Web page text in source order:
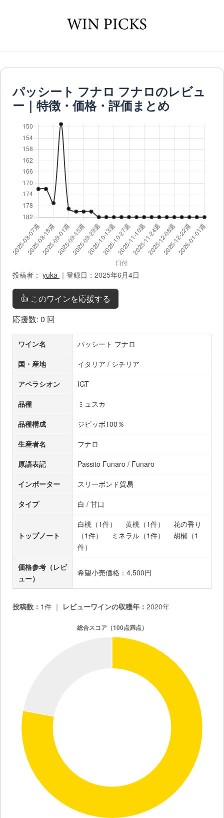
パッシート フナロ フナロのレビュ
ー｜特徴・価格・評価まとめ
投稿者： yuka ｜登録日：2025年6月4日
👍 このワインを応援する
応援数: 0 回
ワイン名
パッシート フナロ
国・産地
イタリア / シチリア
アペラシオン
IGT
品種
ミュスカ
品種構成
ジビッボ100％
生産者名
フナロ
原語表記
Passito Funaro / Funaro
インポーター
スリーボンド貿易
タイプ
白 / 甘口
トップノート
白桃（1件） 黄桃（1件）
花の香り
（1件）
ミネラル（1件）
胡椒（1
件）
価格参考（レビ
ュー）
希望小売価格：4,500円
投稿数： 1件 ｜ レビューワインの収穫年： 2020年